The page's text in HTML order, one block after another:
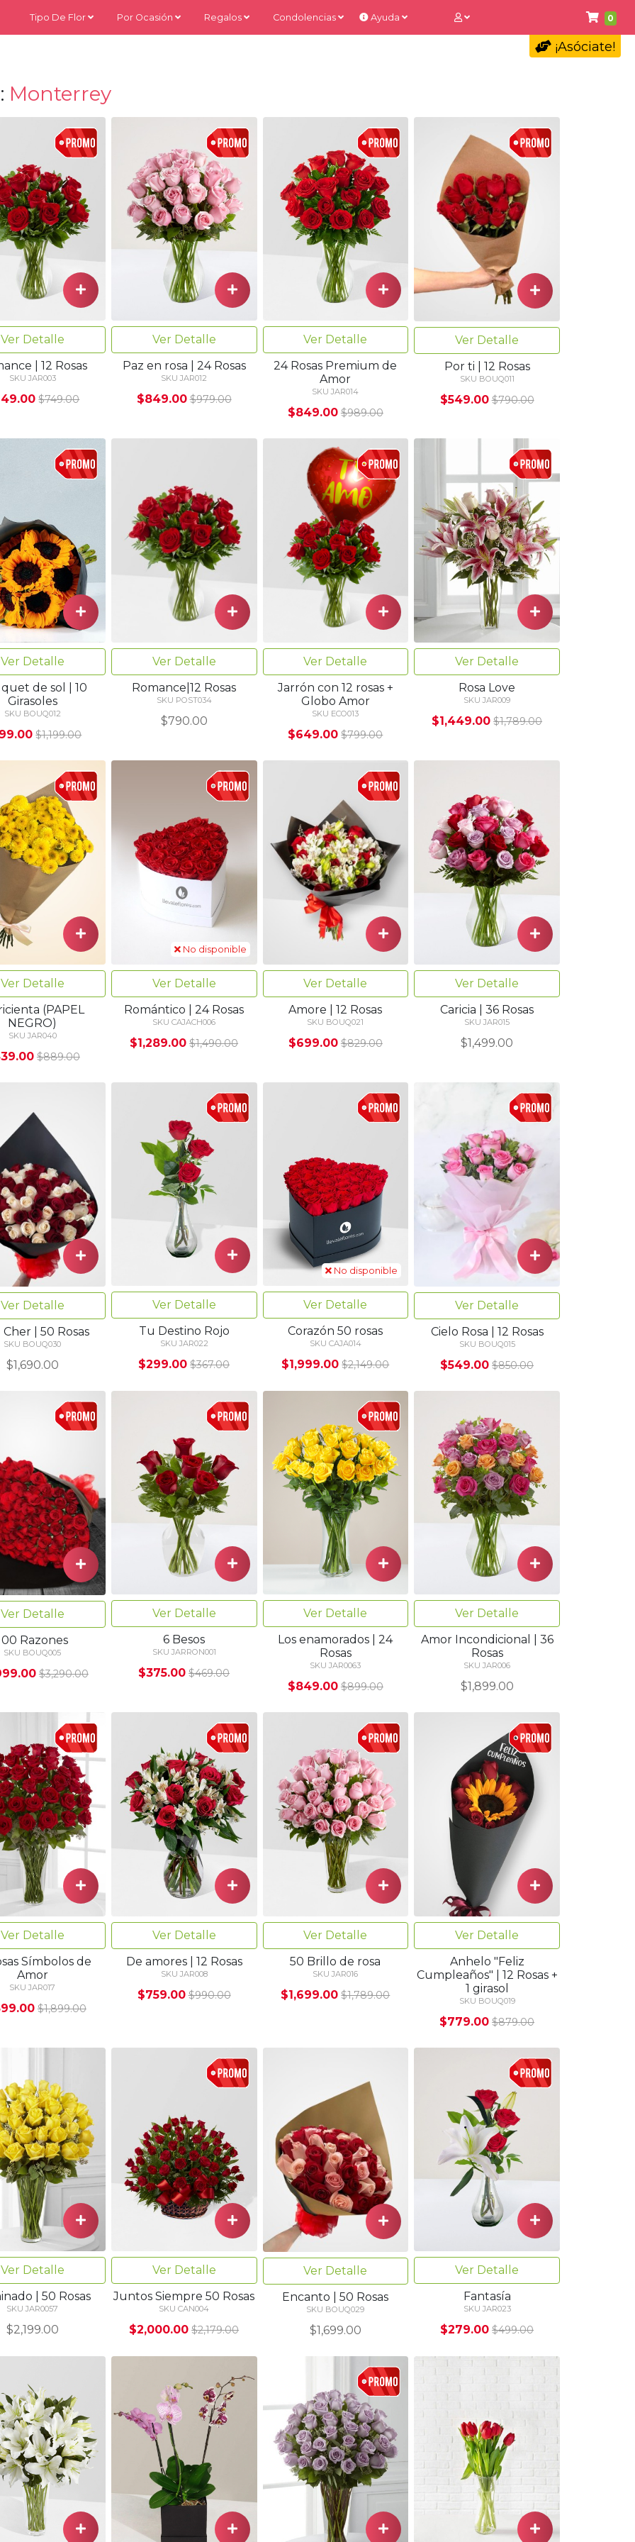
0
Tipo De Flor Por Ocasión Regalos Condolencias Ayuda
¡Asóciate!
Monterrey
Ver Detalle
| 12 Rosas
SKU JAR003
$749.00
Ver Detalle
Paz en rosa | 24 Rosas
SKU JAR012
$849.00 $979.00
Ver Detalle
24 Rosas Premium de
Amor
SKU JAR014
$849.00 $989.00
Ver Detalle
Por ti | 12 Rosas
SKU BOUQ011
$549.00 $790.00
Ver Detalle
de sol | 10
Girasoles
SKU BOUQ012
$1,199.00
Ver Detalle
Romance|12 Rosas
SKU POST034
$790.00
Ver Detalle
Jarrón con 12 rosas +
Globo Amor
SKU ECO013
$649.00 $799.00
Ver Detalle
Rosa Love
SKU JAR009
$1,449.00 $1,789.00
Ver Detalle
(PAPEL
NEGRO)
SKU JAR040
$889.00
No disponible
Ver Detalle
Romántico | 24 Rosas
SKU CAJACH006
$1,289.00 $1,490.00
Ver Detalle
Amore | 12 Rosas
SKU BOUQ021
$699.00 $829.00
Ver Detalle
Caricia | 36 Rosas
SKU JAR015
$1,499.00
Ver Detalle
| 50 Rosas
SKU BOUQ030
$1,690.00
Ver Detalle
Tu Destino Rojo
SKU JAR022
$299.00 $367.00
No disponible
Ver Detalle
Corazón 50 rosas
SKU CAJA014
$1,999.00 $2,149.00
Ver Detalle
Cielo Rosa | 12 Rosas
SKU BOUQ015
$549.00 $850.00
Ver Detalle
Razones
SKU BOUQ005
$3,290.00
Ver Detalle
6 Besos
SKU JARRON001
$375.00 $469.00
Ver Detalle
Los enamorados | 24
Rosas
SKU JAR0063
$849.00 $899.00
Ver Detalle
Amor Incondicional | 36
Rosas
SKU JAR006
$1,899.00
Ver Detalle
Símbolos de
Amor
SKU JAR017
$1,899.00
Ver Detalle
De amores | 12 Rosas
SKU JAR008
$759.00 $990.00
Ver Detalle
50 Brillo de rosa
SKU JAR016
$1,699.00 $1,789.00
Ver Detalle
Anhelo "Feliz
Cumpleaños" | 12 Rosas +
1 girasol
SKU BOUQ019
$779.00 $879.00
Ver Detalle
| 50 Rosas
SKU JAR0057
$2,199.00
Ver Detalle
Juntos Siempre 50 Rosas
SKU CAN004
$2,000.00 $2,179.00
Ver Detalle
Encanto | 50 Rosas
SKU BOUQ029
$1,699.00
Ver Detalle
Fantasía
SKU JAR023
$279.00 $499.00